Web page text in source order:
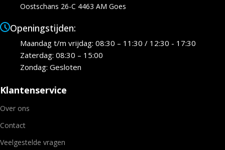
Oostschans 26-C 4463 AM Goes
Openingstijden:
Maandag t/m vrijdag: 08:30 – 11:30 / 12:30 - 17:30
Zaterdag: 08:30 – 15:00
Zondag: Gesloten
Klantenservice
Over ons
Contact
Veelgestelde vragen